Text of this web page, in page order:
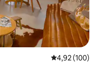
Просечна
4,92 (100)